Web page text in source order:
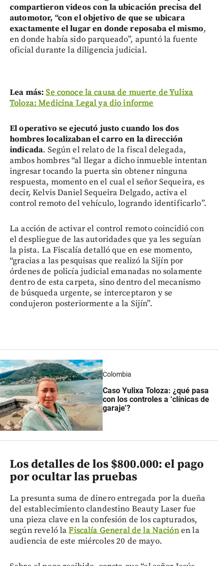
compartieron videos con la ubicación precisa del
automotor, “con el objetivo de que se ubicara
exactamente el lugar en donde reposaba el mismo,
en donde había sido parqueado”, apuntó la fuente
oficial durante la diligencia judicial.
Lea más:Se conoce la causa de muerte de Yulixa
Toloza: Medicina Legal ya dio informe
El operativo se ejecutó justo cuando los dos
hombres localizaban el carro en la dirección
indicada. Según el relato de la fiscal delegada,
ambos hombres “al llegar a dicho inmueble intentan
ingresar tocando la puerta sin obtener ninguna
respuesta, momento en el cual el señor Sequeira, es
decir, Kelvis Daniel Sequeira Delgado, activa el
control remoto del vehículo, logrando identificarlo”.
La acción de activar el control remoto coincidió con
el despliegue de las autoridades que ya les seguían
la pista. La Fiscalía detalló que en ese momento,
“gracias a las pesquisas que realizó la Sijín por
órdenes de policía judicial emanadas no solamente
dentro de esta carpeta, sino dentro del mecanismo
de búsqueda urgente, se interceptaron y se
condujeron posteriormente a la Sijín”.
Colombia
Caso Yulixa Toloza: ¿qué pasa
con los controles a ‘clínicas de
garaje’?
Los detalles de los $800.000: el pago
por ocultar las pruebas
La presunta suma de dinero entregada por la dueña
del establecimiento clandestino Beauty Laser fue
una pieza clave en la confesión de los capturados,
según reveló laFiscalía General de la Naciónen la
audiencia de este miércoles 20 de mayo.